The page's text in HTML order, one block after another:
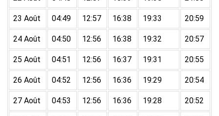
23 Août 04:49 12:57 16:38 19:33 20:59
24 Août 04:50 12:56 16:38 19:32 20:57
25 Août 04:51 12:56 16:37 19:31 20:55
26 Août 04:52 12:56 16:36 19:29 20:54
27 Août 04:53 12:56 16:36 19:28 20:52